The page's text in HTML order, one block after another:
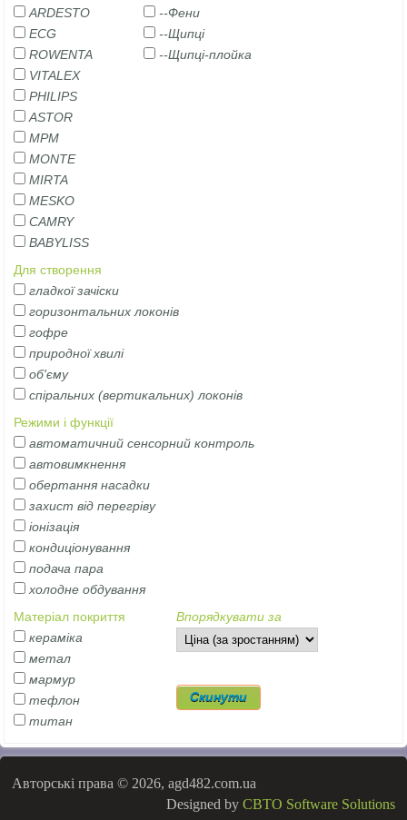
ARDESTO
ECG
ROWENTA
VITALEX
PHILIPS
ASTOR
MPM
MONTE
MIRTA
MESKO
CAMRY
BABYLISS
--Фени
--Щипці
--Щипці-плойка
Для створення
гладкої зачіски
горизонтальних локонів
гофре
природної хвилі
об'єму
спіральних (вертикальних) локонів
Режими і функції
автоматичний сенсорний контроль
автовимкнення
обертання насадки
захист від перегріву
іонізація
кондиціонування
подача пара
холодне обдування
Матеріал покриття
кераміка
метал
мармур
тефлон
титан
Впорядкувати за
Авторські права © 2026, agd482.com.ua
Designed by CBTO Software Solutions